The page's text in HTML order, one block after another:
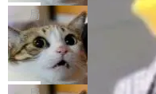
工具升级为企业的质量基础
现实 过去两年，CIO们的焦
一是如何让大模型和智能体
向生产，二是如何让测试团
章从一个简单的例子切入。
设置，如果用布尔值 + 可
ean 表示是否可切换，
色方案、深色方案——会产
合。方案缺了、配置冲突了
S。如果你只看官方博客，
个"AI 知识库 + 聊天机器人
做，没什么新鲜的。 但
r 上把事情说清楚了： 今天
re OS，一个带连接器的聊
局
Deno 团队开源 Celld，
布式 Durable Objects
Ryan Dahl 领导的 Deno 团
目 Celld，一个能在自己机